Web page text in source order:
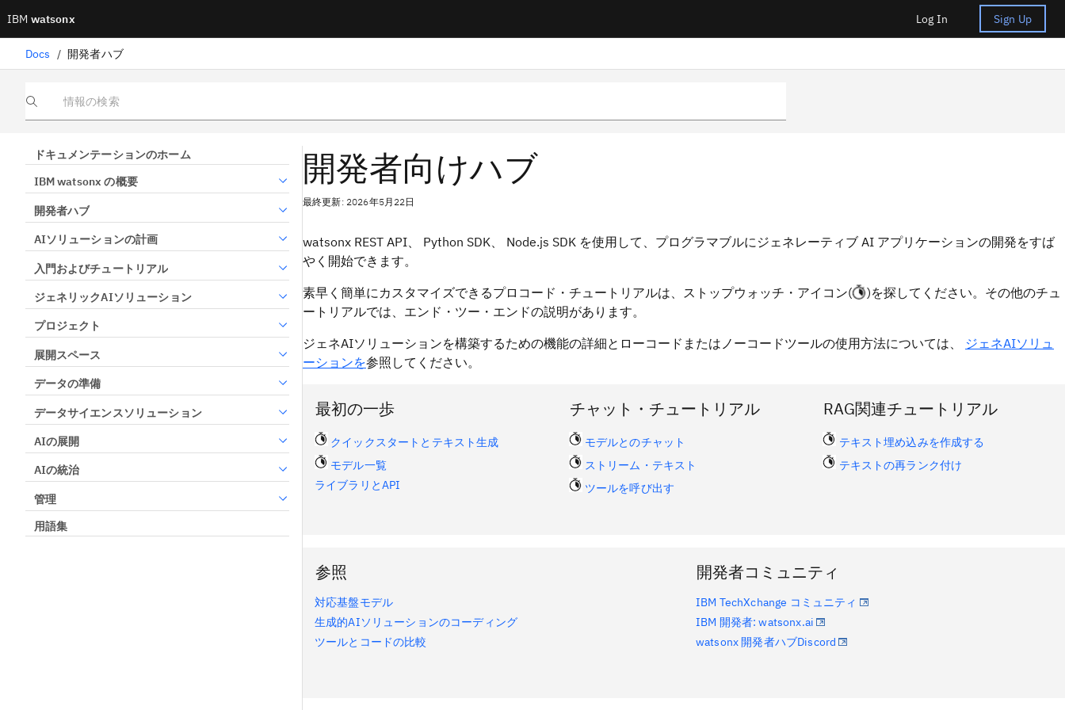
IBM watsonx Log In Sign Up
Docs / 開発者ハブ
情報の検索
ドキュメンテーションのホーム
IBM watsonx の概要
開発者ハブ
AIソリューションの計画
入門およびチュートリアル
ジェネリックAIソリューション
プロジェクト
展開スペース
データの準備
データサイエンスソリューション
AIの展開
AIの統治
管理
用語集
開発者向けハブ
最終更新: 2026年5月22日
watsonx REST API、 Python SDK、 Node.js SDK を使用して、プログラマブルにジェネレーティブ AI アプリケーションの開発をすば
やく開始できます。
素早く簡単にカスタマイズできるプロコード・チュートリアルは、ストップウォッチ・アイコン(
)を探してください。その他のチュ
ートリアルでは、エンド・ツー・エンドの説明があります。
ジェネAIソリューションを構築するための機能の詳細とローコードまたはノーコードツールの使用方法については、 ジェネAIソリュ
ーションを参照してください。
最初の一歩
クイックスタートとテキスト生成
モデル一覧
ライブラリとAPI
チャット・チュートリアル
モデルとのチャット
ストリーム・テキスト
ツールを呼び出す
RAG関連チュートリアル
テキスト埋め込みを作成する
テキストの再ランク付け
参照
対応基盤モデル
生成的AIソリューションのコーディング
ツールとコードの比較
開発者コミュニティ
IBM TechXchange コミュニティ
IBM 開発者: watsonx.ai
watsonx 開発者ハブDiscord